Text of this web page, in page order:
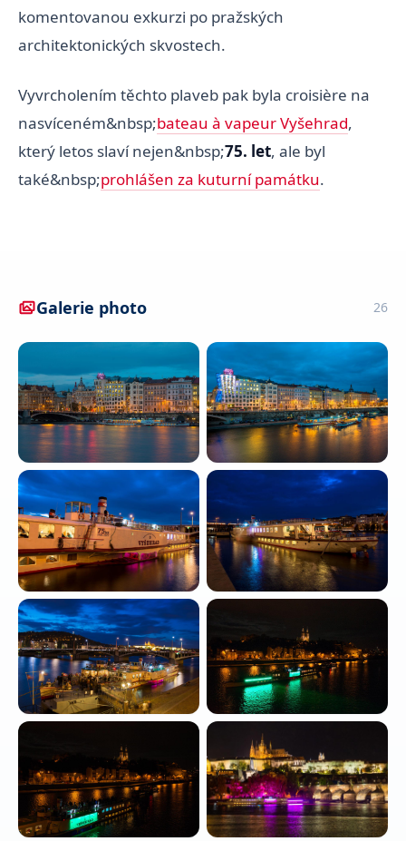
komentovanou exkurzi po pražských
architektonických skvostech.
Vyvrcholením těchto plaveb pak byla croisière na
nasvíceném&nbsp;bateau à vapeur Vyšehrad,
který letos slaví nejen&nbsp;75. let, ale byl
také&nbsp;prohlášen za kuturní památku.
Galerie photo 26